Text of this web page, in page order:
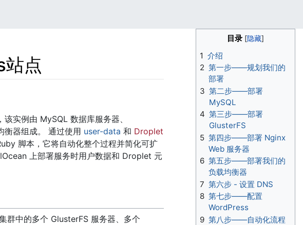
点
实例由 MySQL 数据库服务器、
器组成。 通过使用 user-data 和 Droplet
脚本，它将自动化整个过程并简化可扩
上部署服务时用户数据和 Droplet 元
群中的多个 GlusterFS 服务器、多个
目录
1 介绍
2 第一步——规划我们的
部署
3 第二步——部署
MySQL
4 第三步——部署
GlusterFS
5 第四步——部署 Nginx
Web 服务器
6 第五步——部署我们的
负载均衡器
7 第六步 - 设置 DNS
8 第七步——配置
WordPress
9 第八步——自动化流程